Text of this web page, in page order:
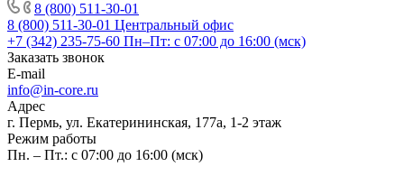
8 (800) 511-30-01
8 (800) 511-30-01 Центральный офис
+7 (342) 235-75-60 Пн–Пт: с 07:00 до 16:00 (мск)
Заказать звонок
E-mail
info@in-core.ru
Адрес
г. Пермь, ул. ​Екатерининская, 177а, ​1-2 этаж
Режим работы
Пн. – Пт.: с 07:00 до 16:00 (мск)